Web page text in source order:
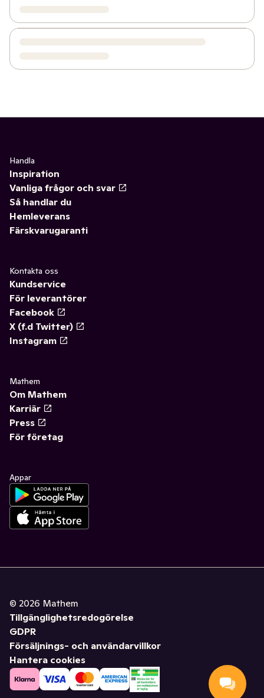
Handla
Inspiration
Vanliga frågor och svar
Så handlar du
Hemleverans
Färskvarugaranti
Kontakta oss
Kundservice
För leverantörer
Facebook
X (f.d Twitter)
Instagram
Mathem
Om Mathem
Karriär
Press
För företag
Appar
© 2026 Mathem
Tillgänglighetsredogörelse
GDPR
Försäljnings- och användarvillkor
Hantera cookies